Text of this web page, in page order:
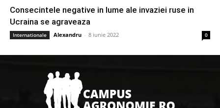
Consecintele negative in lume ale invaziei ruse in
Ucraina se agraveaza
Internationale Alexandru - 8 iunie 2022 0